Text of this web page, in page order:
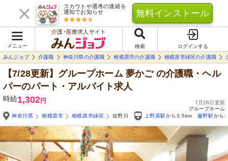
スカウトや選考の連絡を
通知でお知らせ
無料インストール
メニュー
介護･医療求人サイト
検索
ログインする
みんジョブ
介護職 神奈川県の介護職 相模原市の介護職 相模原市緑区の介護職
【7/28更新】グループホーム 夢かごの介護職・ヘル
パーのパート・アルバイト求人
時給1,302円
7月28日更新
グループホーム
神奈川県
相模原市 相模原市緑区 佐野川 上野原駅から3.5km 藤野駅から